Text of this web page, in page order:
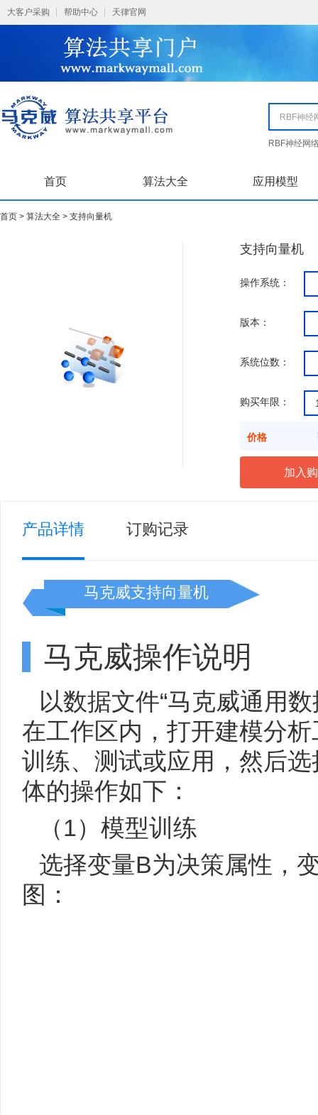
大客户采购 帮助中心 天律官网
RBF神经网
首页 算法大全 应用模型
首页 > 算法大全 > 支持向量机
支持向量机
操作系统：
版本：
系统位数：
购买年限：
价格
产品详情 订购记录
马克威支持向量机
马克威操作说明
以数据文件“马克威通用
在工作区内，打开建模分
训练、测试或应用，然后
体的操作如下：
（1）模型训练
选择变量B为决策属性，
图：